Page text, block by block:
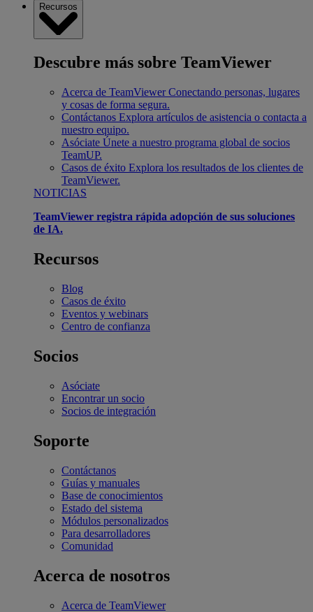
Recursos
Descubre más sobre TeamViewer
Acerca de TeamViewer Conectando personas, lugares
y cosas de forma segura.
Contáctanos Explora artículos de asistencia o contacta a
nuestro equipo.
Asóciate Únete a nuestro programa global de socios
TeamUP.
Casos de éxito Explora los resultados de los clientes de
TeamViewer.
NOTICIAS
TeamViewer registra rápida adopción de sus soluciones
de IA.
Recursos
Blog
Casos de éxito
Eventos y webinars
Centro de confianza
Socios
Asóciate
Encontrar un socio
Socios de integración
Soporte
Contáctanos
Guías y manuales
Base de conocimientos
Estado del sistema
Módulos personalizados
Para desarrolladores
Comunidad
Acerca de nosotros
Acerca de TeamViewer